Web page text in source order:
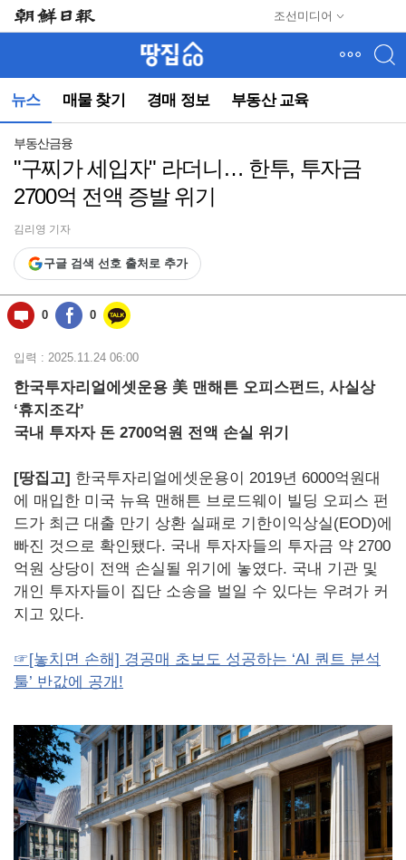
조선미디어
뉴스 매물 찾기 경매 정보 부동산 교육
뉴
(컨
동)
부동산금융
"구찌가 세입자" 라더니… 한투, 투자금
2700억 전액 증발 위기
김리영 기자
구글 검색 선호 출처로 추가
0 0
입력 : 2025.11.24 06:00
한국투자리얼에셋운용 美 맨해튼 오피스펀드, 사실상
‘휴지조각’
국내 투자자 돈 2700억원 전액 손실 위기
[땅집고] 한국투자리얼에셋운용이 2019년 6000억원대
에 매입한 미국 뉴욕 맨해튼 브로드웨이 빌딩 오피스 펀
드가 최근 대출 만기 상환 실패로 기한이익상실(EOD)에
빠진 것으로 확인됐다. 국내 투자자들의 투자금 약 2700
억원 상당이 전액 손실될 위기에 놓였다. 국내 기관 및
개인 투자자들이 집단 소송을 벌일 수 있다는 우려가 커
지고 있다.
☞[놓치면 손해] 경공매 초보도 성공하는 ‘AI 퀀트 분석
툴’ 반값에 공개!